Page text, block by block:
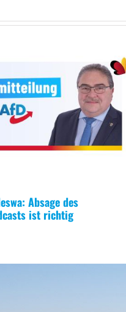
Absage des
ist richtig